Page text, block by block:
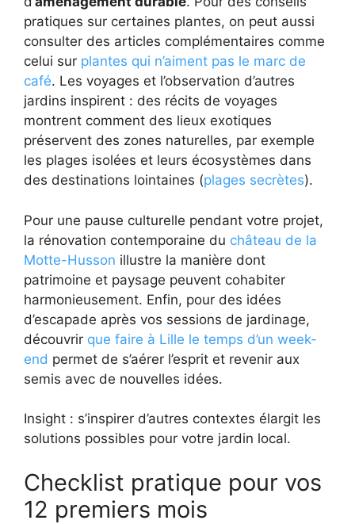
pratiques sur certaines plantes, on peut aussi
consulter des articles complémentaires comme
celui sur plantes qui n’aiment pas le marc de
café. Les voyages et l’observation d’autres
jardins inspirent : des récits de voyages
montrent comment des lieux exotiques
préservent des zones naturelles, par exemple
les plages isolées et leurs écosystèmes dans
des destinations lointaines (plages secrètes).
Pour une pause culturelle pendant votre projet,
la rénovation contemporaine du château de la
Motte-Husson illustre la manière dont
patrimoine et paysage peuvent cohabiter
harmonieusement. Enfin, pour des idées
d’escapade après vos sessions de jardinage,
découvrir que faire à Lille le temps d’un week-
end permet de s’aérer l’esprit et revenir aux
semis avec de nouvelles idées.
Insight : s’inspirer d’autres contextes élargit les
solutions possibles pour votre jardin local.
Checklist pratique pour vos
12 premiers mois